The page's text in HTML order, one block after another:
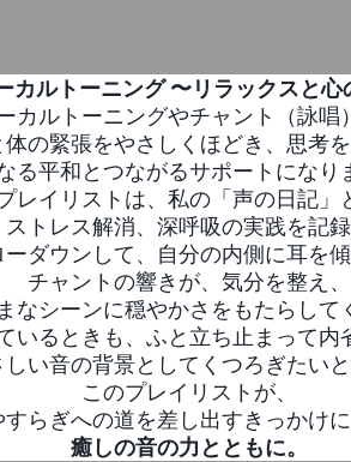
カルトーニング 〜リラックスと
カルトーニングやチャント（詠唱
の緊張をやさしくほどき、思考を
る平和とつながるサポートになり
レイリストは、私の「声の日記」
トレス解消、深呼吸の実践を記録
ダウンして、自分の内側に耳を
チャントの響きが、気分を整え、
なシーンに穏やかさをもたらして
いるときも、ふと立ち止まって内
い音の背景としてくつろぎたいと
このプレイリストが、
らぎへの道を差し出すきっかけに
癒しの音の力とともに。